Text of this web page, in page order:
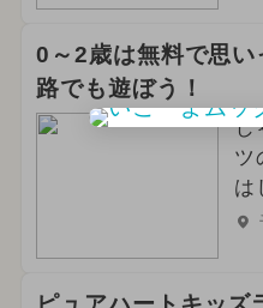
0～2歳は無料で思
路でも遊ぼう！
じ
ツ
は